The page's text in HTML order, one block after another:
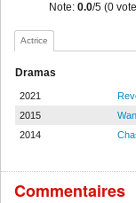
Note: 0.0/5 (0
Actrice
Dramas
2021
2015
2014
Commentaires